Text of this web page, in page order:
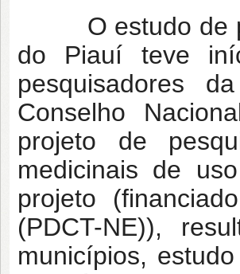
O estudo de
do Piauí teve
pesquisadores
Conselho
projeto de
medicinais de
projeto
(PDCT-NE)),
municípios,